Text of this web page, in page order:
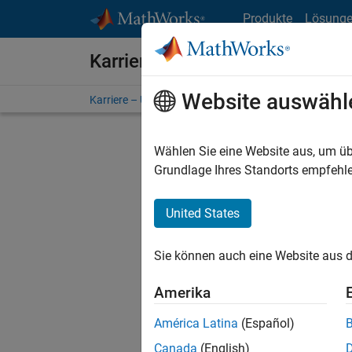
Produkte
Karriere bei MathWorks
Karriere – Übersicht Stellensuche
FILTER:
Stellen
Es
Region
Website
Wählen Sie eine Website aus, um
Grundlage Ihres Standorts
United States
Sie können auch eine Website aus
Amerika
América Latina (Español)
Canada (English)